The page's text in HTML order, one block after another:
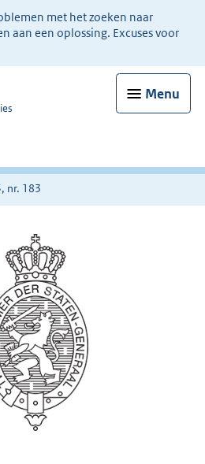
met het zoeken naar
aan een oplossing. Excuses voor
Menu
nr. 183